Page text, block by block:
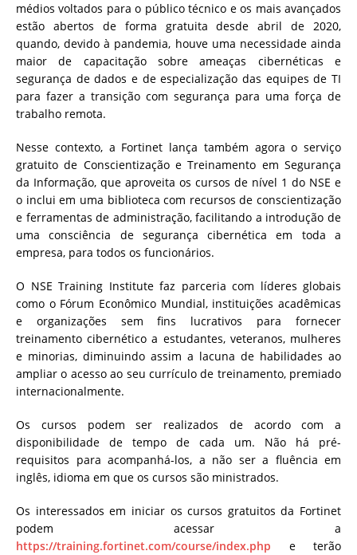
médios voltados para o público técnico e os mais avançados
estão abertos de forma gratuita desde abril de 2020,
quando, devido à pandemia, houve uma necessidade ainda
maior de capacitação sobre ameaças cibernéticas e
segurança de dados e de especialização das equipes de TI
para fazer a transição com segurança para uma força de
trabalho remota.
Nesse contexto, a Fortinet lança também agora o serviço
gratuito de Conscientização e Treinamento em Segurança
da Informação, que aproveita os cursos de nível 1 do NSE e
o inclui em uma biblioteca com recursos de conscientização
e ferramentas de administração, facilitando a introdução de
uma consciência de segurança cibernética em toda a
empresa, para todos os funcionários.
O NSE Training Institute faz parceria com líderes globais
como o Fórum Econômico Mundial, instituições acadêmicas
e organizações sem fins lucrativos para fornecer
treinamento cibernético a estudantes, veteranos, mulheres
e minorias, diminuindo assim a lacuna de habilidades ao
ampliar o acesso ao seu currículo de treinamento, premiado
internacionalmente.
Os cursos podem ser realizados de acordo com a
disponibilidade de tempo de cada um. Não há pré-
requisitos para acompanhá-los, a não ser a fluência em
inglês, idioma em que os cursos são ministrados.
Os interessados em iniciar os cursos gratuitos da Fortinet
podem acessar a
https://training.fortinet.com/course/index.php e terão